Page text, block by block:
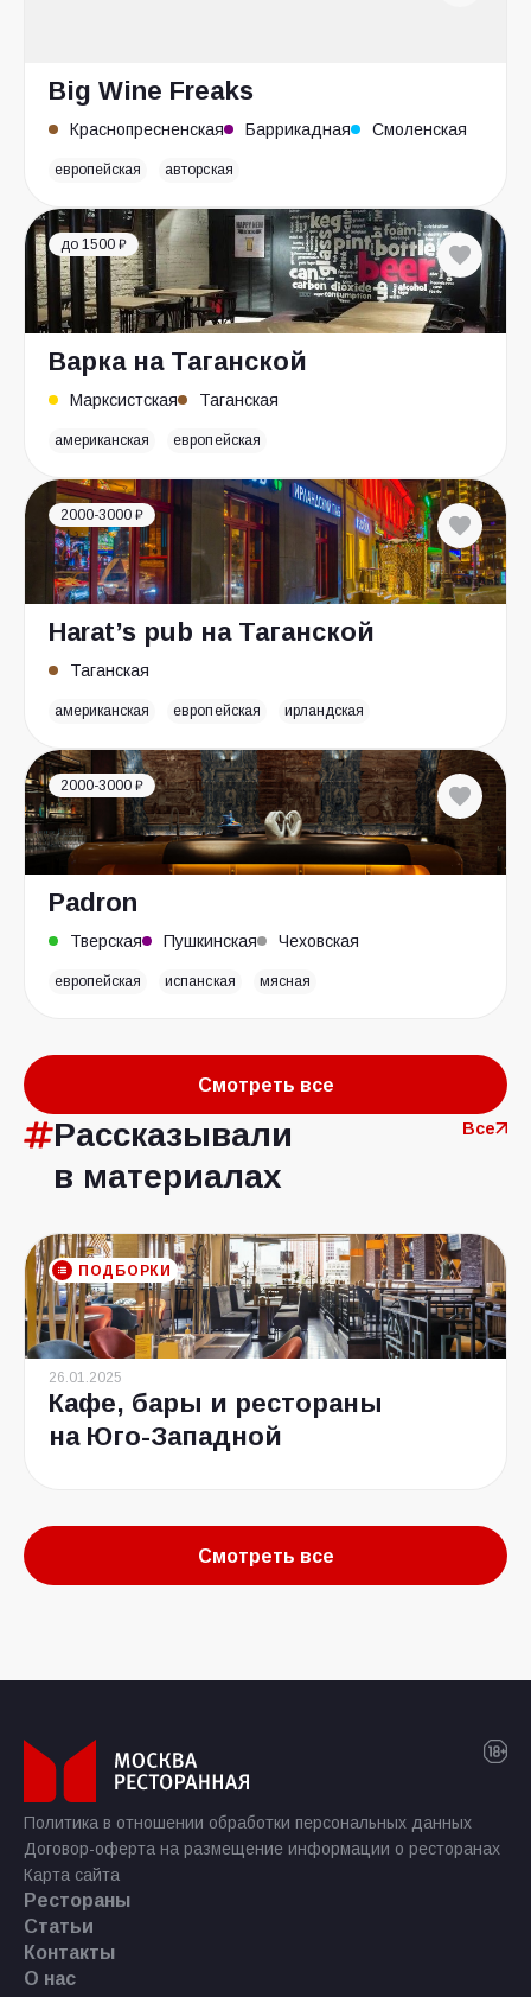
Big Wine Freaks
Краснопресненская Баррикадная Смоленская
европейская авторская
до 1500 ₽
Варка на Таганской
Марксистская Таганская
американская европейская
2000-3000 ₽
Harat’s pub на Таганской
Таганская
американская европейская ирландская
2000-3000 ₽
Padron
Тверская Пушкинская Чеховская
европейская испанская мясная
Смотреть все
Рассказывали
в материалах
Все
ПОДБОРКИ
26.01.2025
Кафе, бары и рестораны
на Юго-Западной
Смотреть все
Политика в отношении обработки персональных данных
Договор-оферта на размещение информации о ресторанах
Карта сайта
Рестораны
Статьи
Контакты
О нас